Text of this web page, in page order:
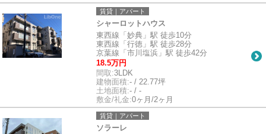
賃貸｜アパート
シャーロットハウス
東西線「妙典」駅 徒歩10分
東西線「行徳」駅 徒歩28分
京葉線「市川塩浜」駅 徒歩42分
18.5万円
間取:3LDK
建物面積:- / 22.77坪
土地面積:- / -
敷金/礼金:0ヶ月/2ヶ月
賃貸｜アパート
ソラーレ